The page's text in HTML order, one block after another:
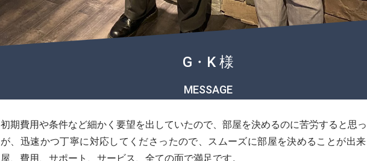
G・K 様
MESSAGE
初期費用や条件など細かく要望を出していたので、部屋を決めるのに苦労すると思
が、迅速かつ丁寧に対応してくださったので、スムーズに部屋を決めることが出
屋、費用、サポート、サービス、全ての面で満足です。